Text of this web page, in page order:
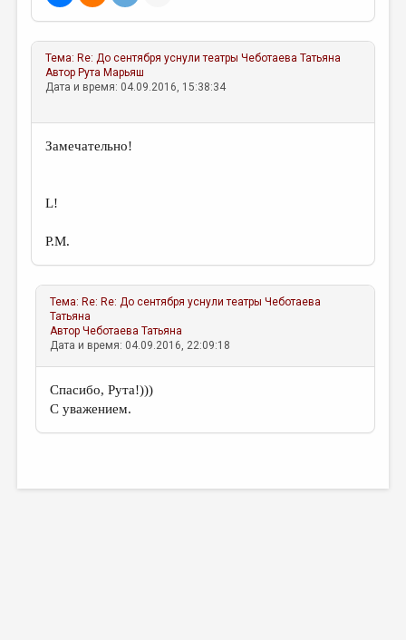
ЦИКЛЫ ПУБЛИКАЦИЙ
ТРЕДИАКОВСКИЙ
МЕДИА
ВКОНТАКТЕ
Тема: Re: До сентября уснули театры Чеботаева Татьяна
Автор Рута Марьяш
Дата и время: 04.09.2016, 15:38:34
Замечательно!
L!
Р.М.
Тема: Re: Re: До сентября уснули театры Чеботаева
Татьяна
АвторЧеботаева Татьяна
Дата и время: 04.09.2016, 22:09:18
Спасибо, Рута!)))
С уважением.